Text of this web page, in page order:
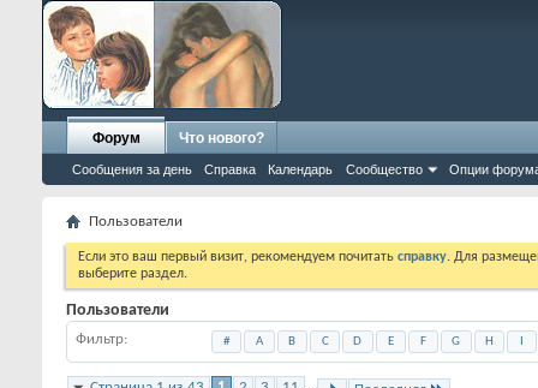
Форум
Сообщения за день Справка Календарь Сообщество Опции
Что нового?
Пользователи
Если это ваш первый визит, рекомендуем почитать справку. Для
выберите раздел.
Пользователи
Фильтр # A B C D E F G H